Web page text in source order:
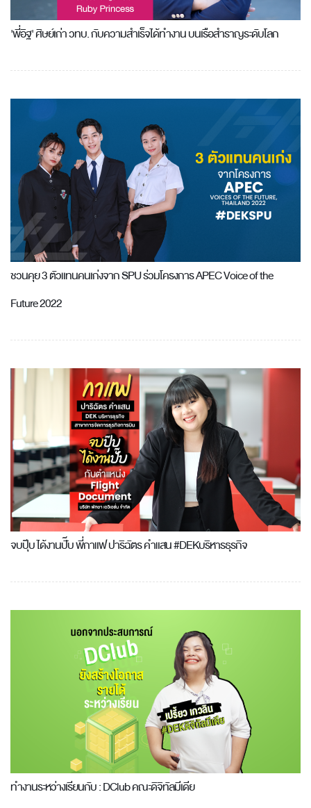
'พี่อิฐ' ศิษย์เก่า วทบ. กับความสำเร็จได้ทำงาน บนเรือสำราญระดับโลก
ชวนคุย 3 ตัวแทนคนเก่งจาก SPU ร่วมโครงการ APEC Voice of the
Future 2022
จบปุ๊บ ได้งานปั๊บ พี่กาแฟ ปาริฉัตร คำแสน #DEKบริหารธุรกิจ
ทำงานระหว่างเรียนกับ : DClub คณะดิจิทัลมีเดีย